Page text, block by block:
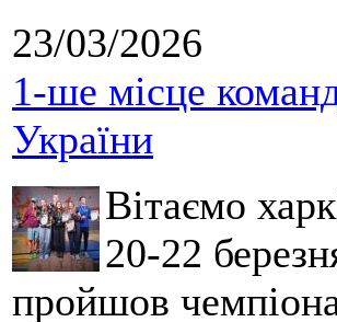
23/03/2026
1-ше місце
України
Вітаємо
20-22
пройшов